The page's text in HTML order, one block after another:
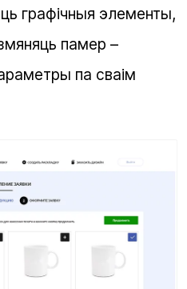
графічныя элементы,
змяняць памер –
па сваім